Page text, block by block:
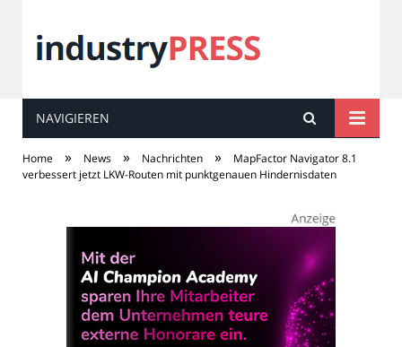
industryPRESS
NAVIGIEREN
Home » News » Nachrichten »
MapFactor Navigator 8.1
verbessert jetzt LKW-Routen mit punktgenauen Hindernisdaten